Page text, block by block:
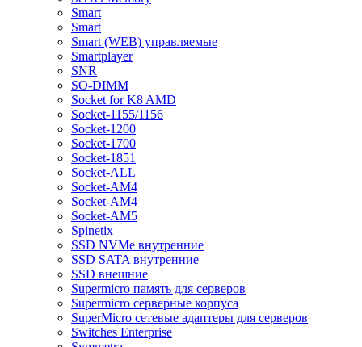
Smart
Smart
Smart (WEB) управляемые
Smartplayer
SNR
SO-DIMM
Socket for K8 AMD
Socket-1155/1156
Socket-1200
Socket-1700
Socket-1851
Socket-ALL
Socket-AM4
Socket-AM4
Socket-AM5
Spinetix
SSD NVMe внутренние
SSD SATA внутренние
SSD внешние
Supermicro память для серверов
Supermicro серверные корпуса
SuperMicro сетевые адаптеры для серверов
Switches Enterprise